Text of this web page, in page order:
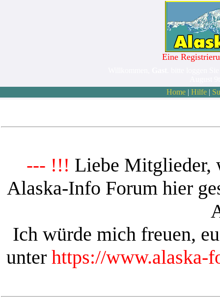
Eine
Home| Hilfe|
--- !!! Liebe Mitglieder,
Alaska-Info Forum hier
Ich würde mich freuen,
unter https://www.alaska-